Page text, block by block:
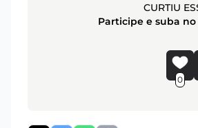
CURTIU
Participe e suba
0